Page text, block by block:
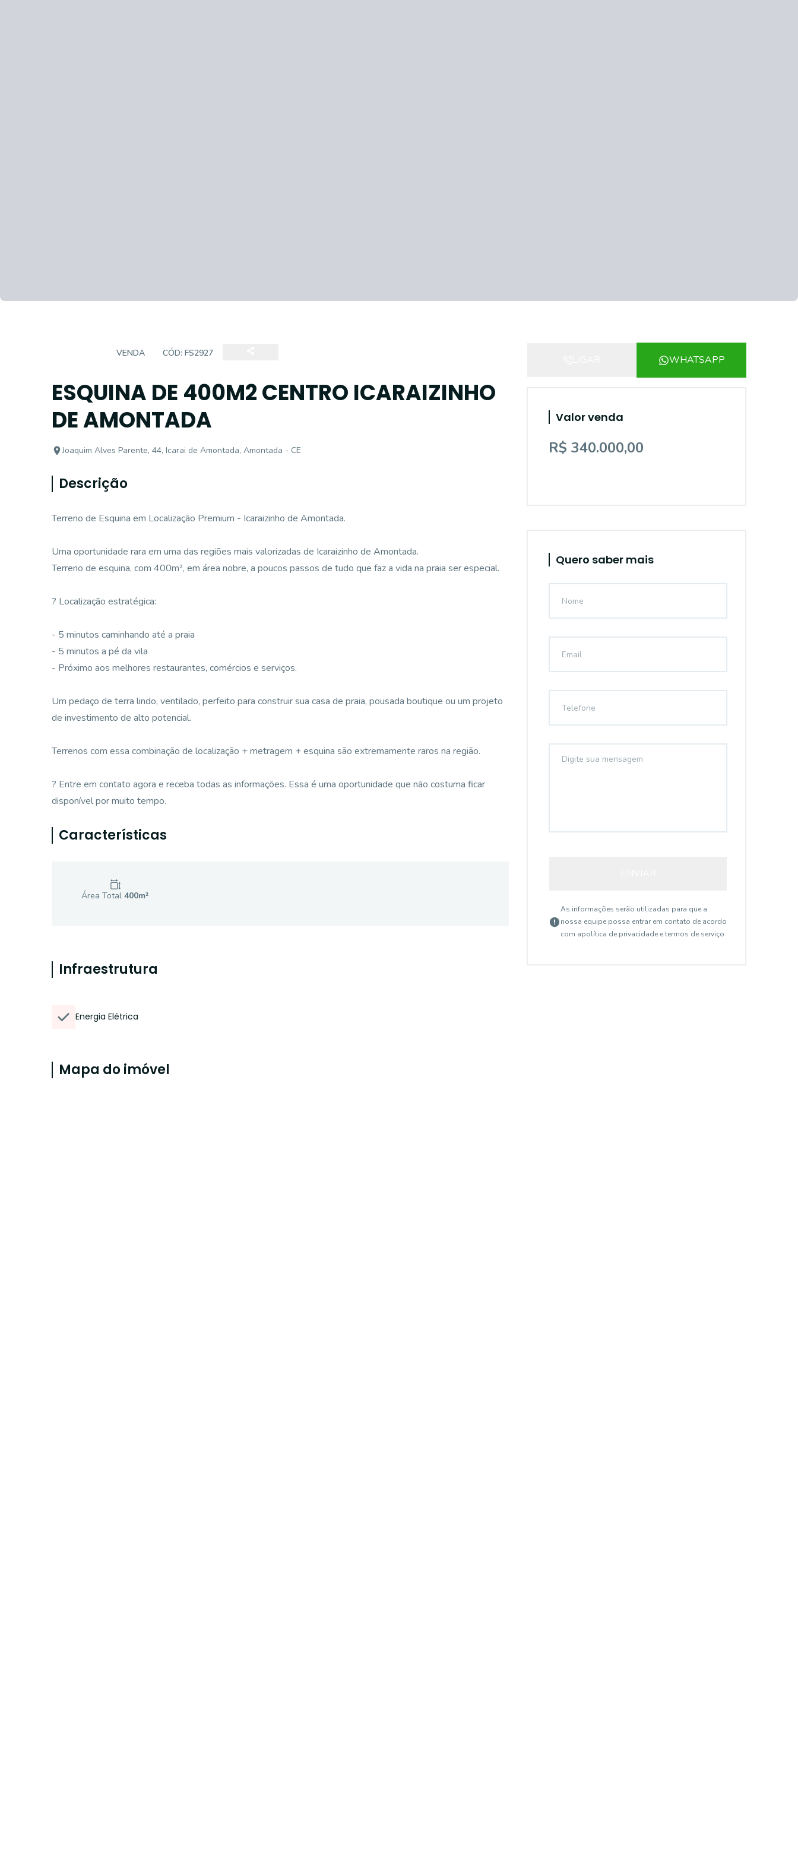
VENDA CÓD: FS2927
ESQUINA DE 400M2 CENTRO ICARAIZINHO
DE AMONTADA
Joaquim Alves Parente, 44, Icarai de Amontada, Amontada - CE
Descrição
Terreno de Esquina em Localização Premium - Icaraizinho de Amontada.
Uma oportunidade rara em uma das regiões mais valorizadas de Icaraizinho de Amontada.
Terreno de esquina, com 400m², em área nobre, a poucos passos de tudo que faz a vida na praia ser especial.
? Localização estratégica:
- 5 minutos caminhando até a praia
- 5 minutos a pé da vila
- Próximo aos melhores restaurantes, comércios e serviços.
Um pedaço de terra lindo, ventilado, perfeito para construir sua casa de praia, pousada boutique ou um projeto
de investimento de alto potencial.
Terrenos com essa combinação de localização + metragem + esquina são extremamente raros na região.
? Entre em contato agora e receba todas as informações. Essa é uma oportunidade que não costuma ficar
disponível por muito tempo.
Características
Área Total 400m²
Infraestrutura
Energia Elétrica
Mapa do imóvel
WHATSAPP
Valor venda
R$ 340.000,00
Quero saber mais
As informações serão utilizadas para que a
nossa equipe possa entrar em contato de acordo
com apolítica de privacidade e termos de serviço